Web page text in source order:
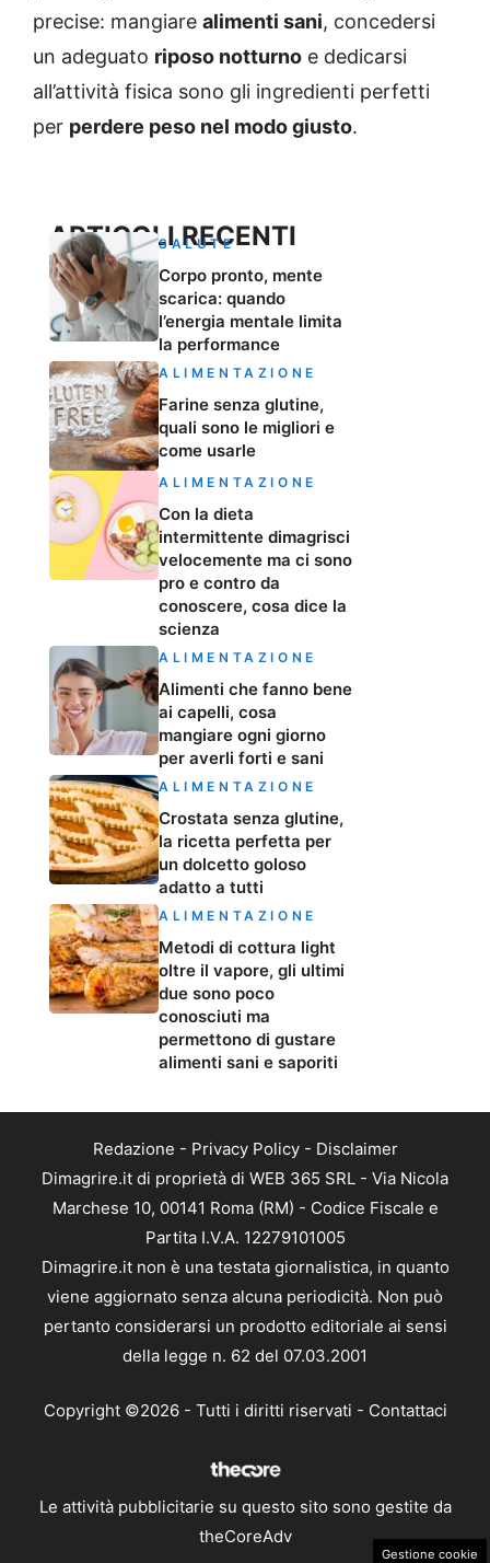
precise: mangiare alimenti sani, concedersi
un adeguato riposo notturno e dedicarsi
all’attività fisica sono gli ingredienti perfetti
per perdere peso nel modo giusto.
ARTICOLI RECENTI
SALUTE
Corpo pronto, mente
scarica: quando
l’energia mentale limita
la performance
ALIMENTAZIONE
Farine senza glutine,
quali sono le migliori e
come usarle
ALIMENTAZIONE
Con la dieta
intermittente dimagrisci
velocemente ma ci sono
pro e contro da
conoscere, cosa dice la
scienza
ALIMENTAZIONE
Alimenti che fanno bene
ai capelli, cosa
mangiare ogni giorno
per averli forti e sani
ALIMENTAZIONE
Crostata senza glutine,
la ricetta perfetta per
un dolcetto goloso
adatto a tutti
ALIMENTAZIONE
Metodi di cottura light
oltre il vapore, gli ultimi
due sono poco
conosciuti ma
permettono di gustare
alimenti sani e saporiti
Redazione - Privacy Policy- Disclaimer
Dimagrire.it di proprietà di WEB 365 SRL - Via Nicola
Marchese 10, 00141 Roma (RM) - Codice Fiscale e
Partita I.V.A. 12279101005
Dimagrire.it non è una testata giornalistica, in quanto
viene aggiornato senza alcuna periodicità. Non può
pertanto considerarsi un prodotto editoriale ai sensi
della legge n. 62 del 07.03.2001
Copyright ©2026 - Tutti i diritti riservati - Contattaci
Le attività pubblicitarie su questo sito sono gestite da
theCoreAdv
Gestione cookie